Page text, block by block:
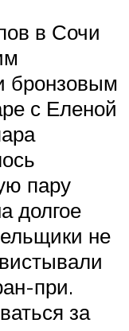
в Сочи
бронзовым
с Еленой
пару
долгое
не
при.
за